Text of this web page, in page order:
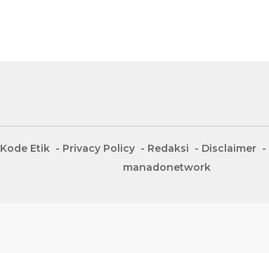
Kode Etik Privacy Policy Redaksi Disclaimer
manadonetwork